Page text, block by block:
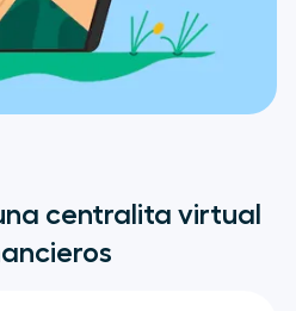
centralita virtual